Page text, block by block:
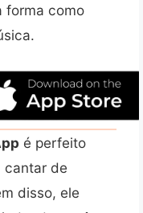
forma como
é perfeito
cantar de
disso, ele